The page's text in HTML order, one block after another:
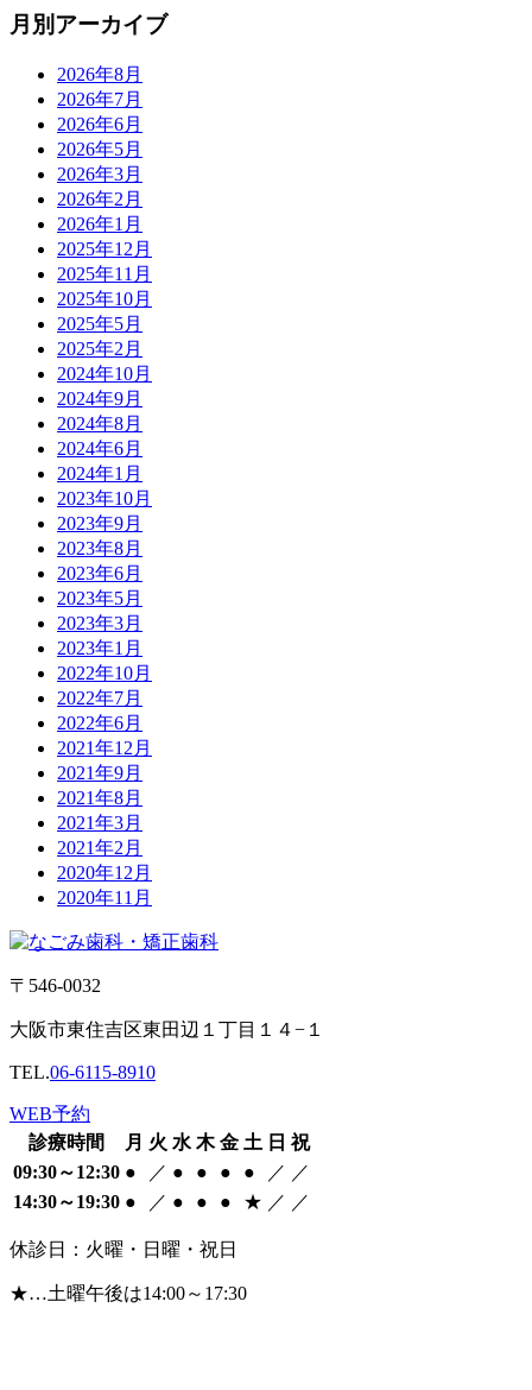
月別アーカイブ
2026年8月
2026年7月
2026年6月
2026年5月
2026年3月
2026年2月
2026年1月
2025年12月
2025年11月
2025年10月
2025年5月
2025年2月
2024年10月
2024年9月
2024年8月
2024年6月
2024年1月
2023年10月
2023年9月
2023年8月
2023年6月
2023年5月
2023年3月
2023年1月
2022年10月
2022年7月
2022年6月
2021年12月
2021年9月
2021年8月
2021年3月
2021年2月
2020年12月
2020年11月
〒546-0032
大阪市東住吉区東田辺１丁目１４−１
TEL.06-6115-8910
WEB予約
診療時間
月 火 水 木 金 土 日 祝
09:30～12:30 ● ／ ● ● ● ● ／ ／
14:30～19:30 ● ／ ● ● ● ★ ／ ／
休診日：火曜・日曜・祝日
★…土曜午後は14:00～17:30